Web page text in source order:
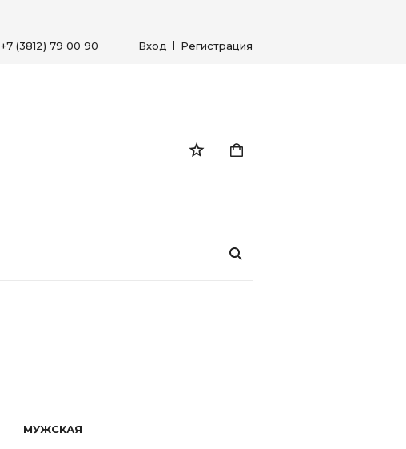
+7 (3812) 79 00 90 Вход Регистрация
МУЖСКАЯ